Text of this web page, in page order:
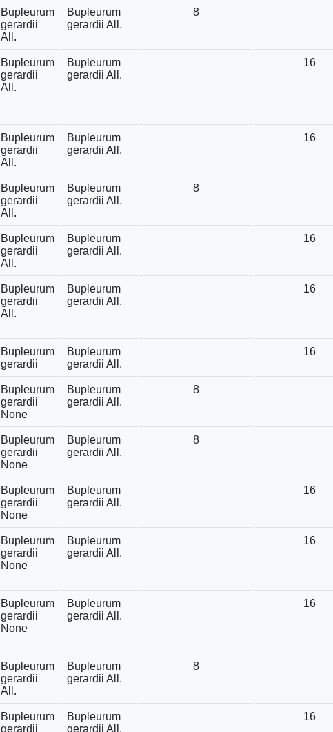
Bupleurum
gerardii
All.
Bupleurum
gerardii All.
8
Bupleurum
gerardii
All.
Bupleurum
gerardii All.
16
Bupleurum
gerardii
All.
Bupleurum
gerardii All.
16
Bupleurum
gerardii
All.
Bupleurum
gerardii All.
8
Bupleurum
gerardii
All.
Bupleurum
gerardii All.
16
Bupleurum
gerardii
All.
Bupleurum
gerardii All.
16
Bupleurum
gerardii
Bupleurum
gerardii All.
16
Bupleurum
gerardii
None
Bupleurum
gerardii All.
8
Bupleurum
gerardii
None
Bupleurum
gerardii All.
8
Bupleurum
gerardii
None
Bupleurum
gerardii All.
16
Bupleurum
gerardii
None
Bupleurum
gerardii All.
16
Bupleurum
gerardii
None
Bupleurum
gerardii All.
16
Bupleurum
gerardii
All.
Bupleurum
gerardii All.
8
Bupleurum
gerardii
Bupleurum
gerardii All.
16